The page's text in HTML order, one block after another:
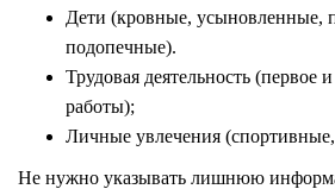
Дети (кровные, усыновленные,
подопечные).
Трудовая деятельность (первое
работы);
Личные увлечения (спортивные,
Не нужно указывать лишнюю